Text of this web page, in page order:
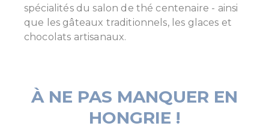
spécialités du salon de thé centenaire - ainsi
que les gâteaux traditionnels, les glaces et
chocolats artisanaux.
À NE PAS MANQUER EN
HONGRIE !